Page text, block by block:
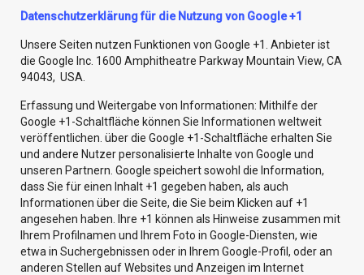
Datenschutzerklärung für die Nutzung von Google +1
Unsere Seiten nutzen Funktionen von Google +1. Anbieter ist
die Google Inc. 1600 Amphitheatre Parkway Mountain View, CA
94043, USA.
Erfassung und Weitergabe von Informationen: Mithilfe der
Google +1-Schaltfläche können Sie Informationen weltweit
veröffentlichen. über die Google +1-Schaltfläche erhalten Sie
und andere Nutzer personalisierte Inhalte von Google und
unseren Partnern. Google speichert sowohl die Information,
dass Sie für einen Inhalt +1 gegeben haben, als auch
Informationen über die Seite, die Sie beim Klicken auf +1
angesehen haben. Ihre +1 können als Hinweise zusammen mit
Ihrem Profilnamen und Ihrem Foto in Google-Diensten, wie
etwa in Suchergebnissen oder in Ihrem Google-Profil, oder an
anderen Stellen auf Websites und Anzeigen im Internet